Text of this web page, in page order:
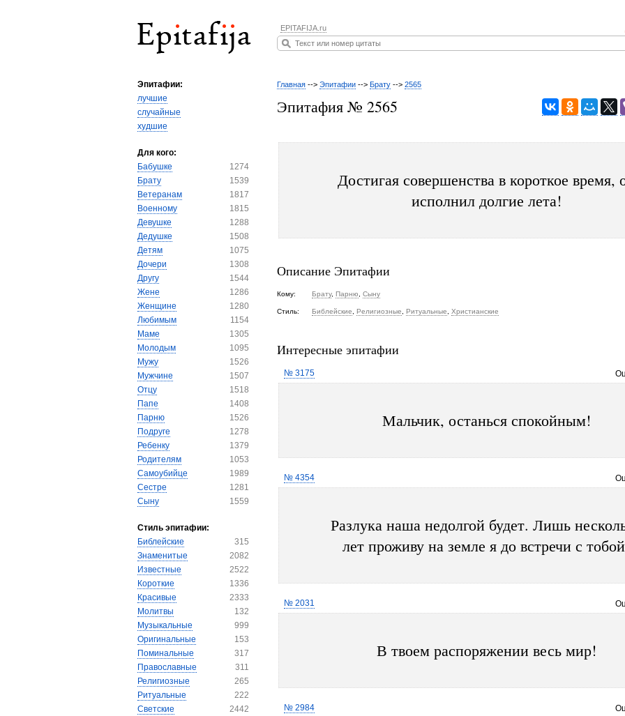
EPITAFIJA.ru
Эпитафии:
лучшие
случайные
худшие
Для кого:
Бабушке
1274
Брату
1539
Ветеранам
1817
Военному
1815
Девушке
1288
Дедушке
1508
Детям
1075
Дочери
1308
Другу
1544
Жене
1286
Женщине
1280
Любимым
1154
Маме
1305
Молодым
1095
Мужу
1526
Мужчине
1507
Отцу
1518
Папе
1408
Парню
1526
Подруге
1278
Ребенку
1379
Родителям
1053
Самоубийце
1989
Сестре
1281
Сыну
1559
Стиль эпитафии:
Библейские
315
Знаменитые
2082
Известные
2522
Короткие
1336
Красивые
2333
Молитвы
132
Музыкальные
999
Оригинальные
153
Поминальные
317
Православные
311
Религиозные
265
Ритуальные
222
Светские
2442
Главная --> Эпитафии --> Брату --> 2565
Эпитафия № 2565
Достигая совершенства в короткое время,
исполнил долгие лета!
Описание Эпитафии
Кому: Брату, Парню Сыну
Стиль: Библейские Религиозные Ритуальные Христианские
Интересные эпитафии
№ 3175
Мальчик, останься спокойным!
№ 4354
Разлука наша недолгой будет. Лишь
лет проживу на земле я до встречи с
№ 2031
В твоем распоряжении весь мир!
№ 2984